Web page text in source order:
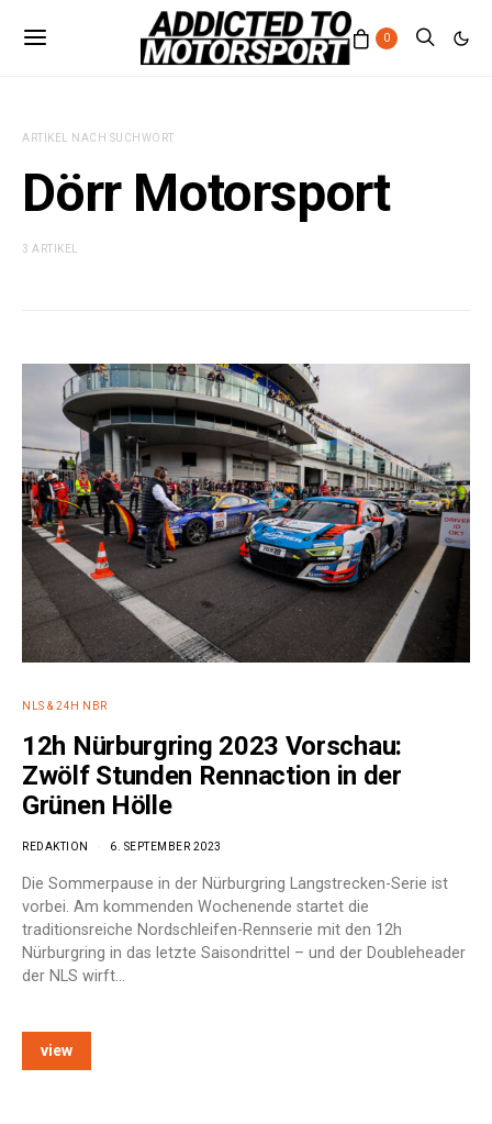
0
ARTIKEL NACH SUCHWORT
Dörr Motorsport
3 ARTIKEL
NLS & 24H NBR
12h Nürburgring 2023 Vorschau:
Zwölf Stunden Rennaction in der
Grünen Hölle
REDAKTION 6. SEPTEMBER 2023
Die Sommerpause in der Nürburgring Langstrecken-Serie ist
vorbei. Am kommenden Wochenende startet die
traditionsreiche Nordschleifen-Rennserie mit den 12h
Nürburgring in das letzte Saisondrittel – und der Doubleheader
der NLS wirft…
view